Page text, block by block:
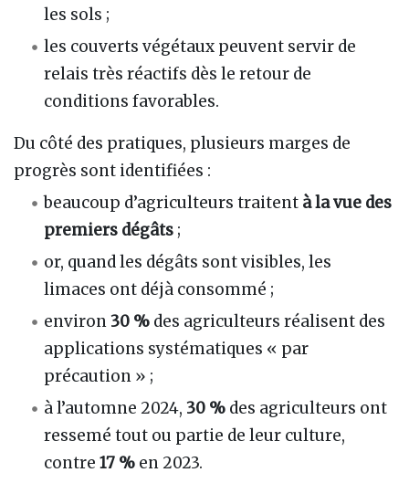
les sols ;
les couverts végétaux peuvent servir de
relais très réactifs dès le retour de
conditions favorables.
Du côté des pratiques, plusieurs marges de
progrès sont identifiées :
beaucoup d’agriculteurs traitent à la vue des
premiers dégâts ;
or, quand les dégâts sont visibles, les
limaces ont déjà consommé ;
environ30 % des agriculteurs réalisent des
applications systématiques « par
précaution » ;
à l’automne 2024,30 % des agriculteurs ont
ressemé tout ou partie de leur culture,
contre17 % en 2023.